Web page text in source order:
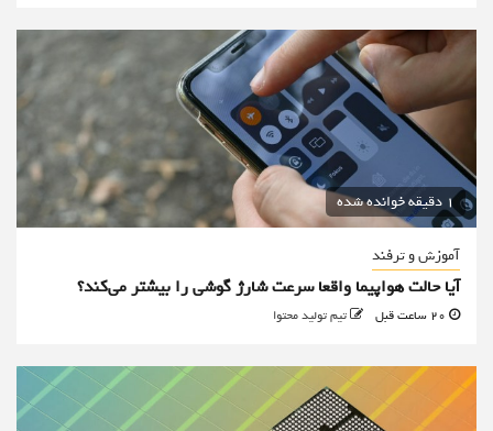
1 دقیقه خوانده شده
آموزش و ترفند
آیا حالت هواپیما واقعا سرعت شارژ گوشی را بیشتر می‌کند؟
تیم تولید محتوا